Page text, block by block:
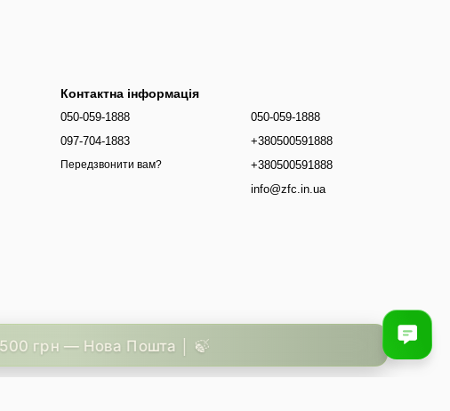
Контактна інформація
050-059-1888
097-704-1883
Передзвонити вам?
050-059-1888
+380500591888
+380500591888
info@zfc.in.ua